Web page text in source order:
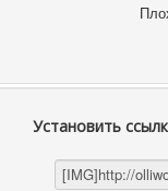
Установить